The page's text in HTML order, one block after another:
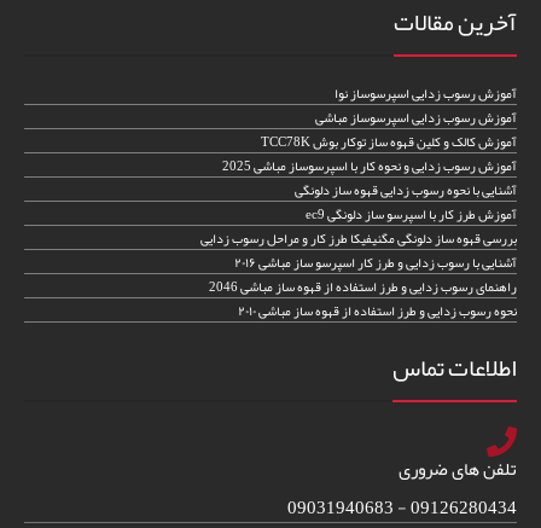
آخرین مقالات
آموزش رسوب زدایی اسپرسوساز نوا
آموزش رسوب زدایی اسپرسوساز مباشی
آموزش کالک و کلین قهوه ساز توکار بوش TCC78K
آموزش رسوب زدایی و نحوه کار با اسپرسوساز مباشی 2025
آشنایی با نحوه رسوب زدایی قهوه ساز دلونگی
آموزش طرز کار با اسپرسو ساز دلونگی ec9
بررسی قهوه ساز دلونگی مگنیفیکا طرز کار و مراحل رسوب زدایی
آشنایی با رسوب زدایی و طرز کار اسپرسو ساز مباشی ۲۰۱۶
راهنمای رسوب زدایی و طرز استفاده از قهوه ساز مباشی 2046
نحوه رسوب زدایی و طرز استفاده از قهوه ساز مباشی ۲۰۱۰
اطلاعات تماس
تلفن های ضروری
09126280434 - 09031940683